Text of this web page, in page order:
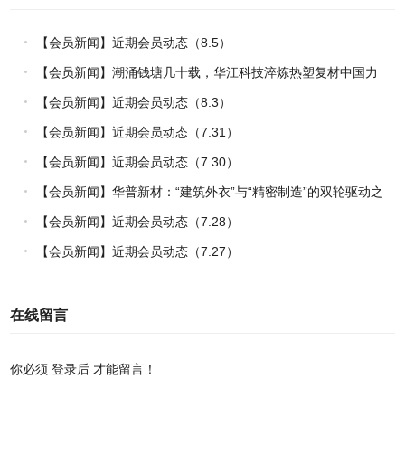
【会员新闻】近期会员动态（8.5）
【会员新闻】潮涌钱塘几十载，华江科技淬炼热塑复材中国力
量
【会员新闻】近期会员动态（8.3）
【会员新闻】近期会员动态（7.31）
【会员新闻】近期会员动态（7.30）
【会员新闻】华普新材：“建筑外衣”与“精密制造”的双轮驱动之
路
【会员新闻】近期会员动态（7.28）
【会员新闻】近期会员动态（7.27）
在线留言
你必须登录后 才能留言！